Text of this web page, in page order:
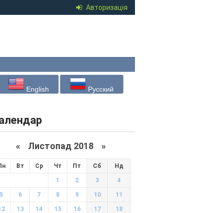
Авторизація
English Русский
« Листопад 2018 »
Вт Ср Чт Пт Сб Нд
1 2 3 4
5 6 7 8 9 10 11
13 14 15 16 17 18